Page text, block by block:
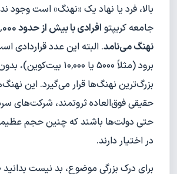
بالا، فرد یا نهاد یک «نهنگ» است وجود
جامعه کریپتو
نهنگ می‌نامد. البته این عدد قراردادی
برود (مثلاً ۵۰۰۰ یا
بزرگ‌ترین نهنگ‌ها قرار می‌گیرد. این
حقیقی فوق‌العاده ثروتمند، شرکت‌های
حتی دولت‌ها باشند که چنین حجم
در اختیار دارند.
برای درک بزرگی موضوع، بد نیست